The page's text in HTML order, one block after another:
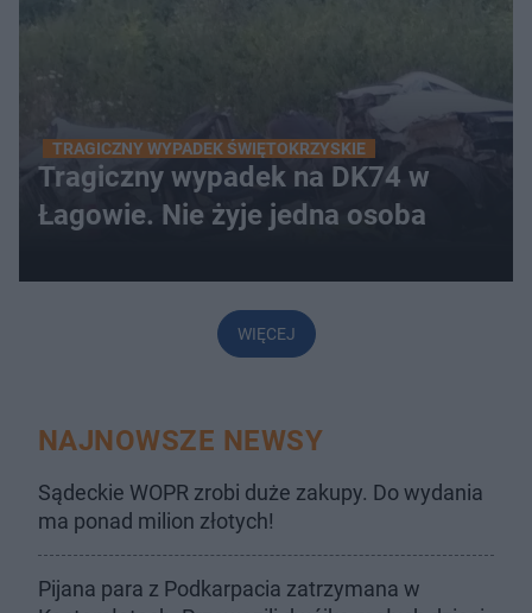
TRAGICZNY WYPADEK ŚWIĘTOKRZYSKIE
Tragiczny wypadek na DK74 w
Łagowie. Nie żyje jedna osoba
WIĘCEJ
NAJNOWSZE NEWSY
Sądeckie WOPR zrobi duże zakupy. Do wydania
ma ponad milion złotych!
Pijana para z Podkarpacia zatrzymana w